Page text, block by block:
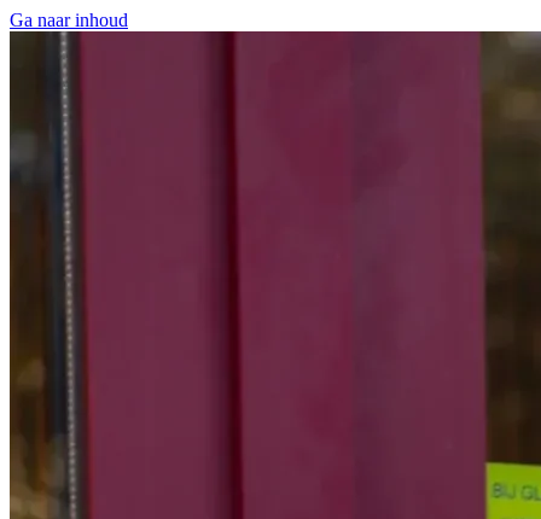
Ga naar inhoud